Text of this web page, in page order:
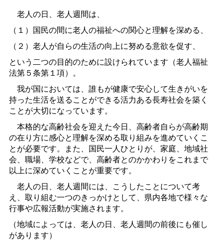
老人の日、老人週間は、
（１）国民の間に老人の福祉への関心と理解を深める、
（２）老人が自らの生活の向上に努める意欲を促す、
という二つの目的のために設けられています（老人福祉
法第５条第１項）。
我が国においては、誰もが健康で安心して生きがいを
持った生活を送ることができる活力ある長寿社会を築く
ことが大切になっています。
本格的な高齢社会を迎えた今日、高齢者自らが高齢期
の在り方に感心と理解を深める取り組みを進めていくこ
とが必要です。また、国民一人ひとりが、家庭、地域社
会、職場、学校などで、高齢者とのかかわりをこれまで
以上に深めていくことが重要です。
老人の日、老人週間には、こうしたことについて考
え、取り組む一つのきっかけとして、県内各地で様々な
行事や広報活動が実施されます。
（地域によっては、老人の日、老人週間の前後にも催し
があります）